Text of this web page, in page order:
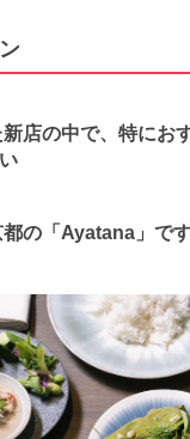
店の中で、特にお
の「Ayatana」で